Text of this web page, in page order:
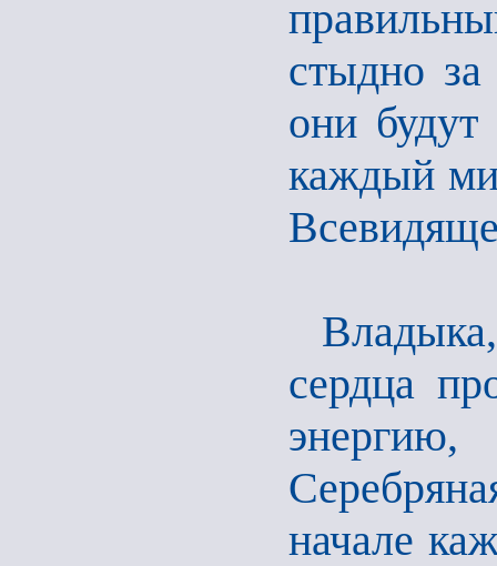
стыдно
они
каждый
сердца
начале